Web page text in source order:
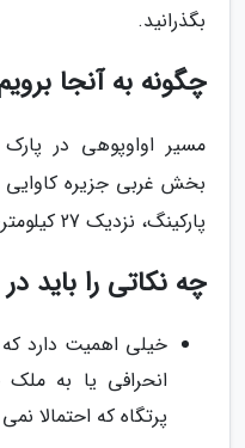
بگذرانید.
چگونه به آنجا
مسیر اواوپوهی در
بخش غربی جزیره کاوایی
پارکینگ، نزدیک 27 کیلومتری بزرگراه 550 آغاز می گردد.
چه نکاتی را باید
خیلی اهمیت دارد
انحرافی یا به
پرتگاه که احتمالا